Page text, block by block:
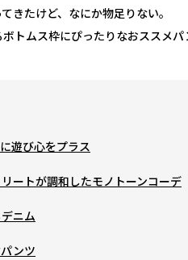
きたけど、なにか物足りない。
トムス枠にぴったりなおススメ
遊び心をプラス
トが調和したモノトーンコーデ
ニム
ンツ